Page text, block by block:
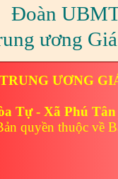
Đoàn
ương
ƯƠNG
Tự - Xã Phú
quyền thuộc về